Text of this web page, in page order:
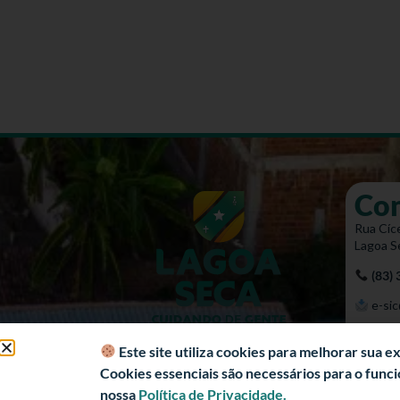
Rua
Lagoa
(83)
e-
Este site utiliza cookies para melhorar sua
Cookies essenciais são necessários para o
nossa Política de Privacidade.